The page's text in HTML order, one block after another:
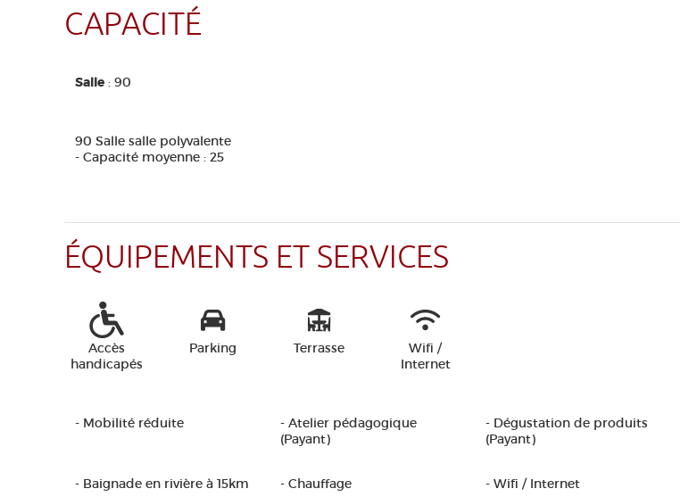
CAPACITÉ
Salle : 90
90 Salle salle polyvalente
- Capacité moyenne : 25
ÉQUIPEMENTS ET SERVICES
Accès
handicapés
Parking Terrasse
Wifi /
Internet
- Mobilité réduite
- Atelier pédagogique
(Payant)
- Dégustation de produits
(Payant)
- Baignade en rivière à 15km - Chauffage - Wifi / Internet